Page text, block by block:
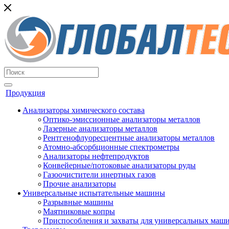
Продукция
Анализаторы химического состава
Оптико-эмиссионные анализаторы металлов
Лазерные анализаторы металлов
Рентгенофлуоресцентные анализаторы металлов
Атомно-абсорбционные спектрометры
Анализаторы нефтепродуктов
Конвейерные/потоковые анализаторы руды
Газоочистители инертных газов
Прочие анализаторы
Универсальные испытательные машины
Разрывные машины
Маятниковые копры
Приспособления и захваты для универсальных